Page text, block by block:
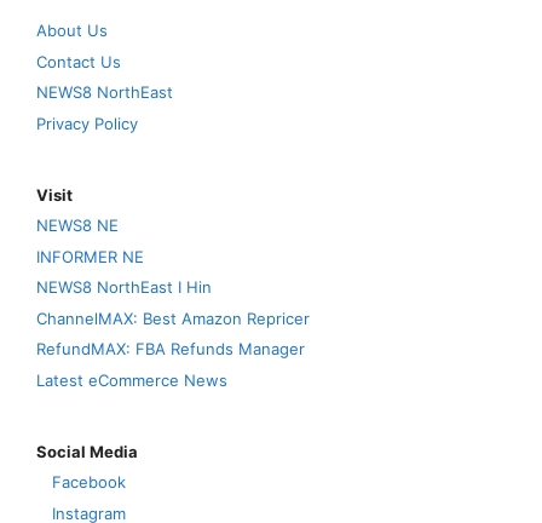
About Us
Contact Us
NEWS8 NorthEast
Privacy Policy
Visit
NEWS8 NE
INFORMER NE
NEWS8 NorthEast I Hin
ChannelMAX: Best Amazon Repricer
RefundMAX: FBA Refunds Manager
Latest eCommerce News
Social Media
Facebook
Instagram